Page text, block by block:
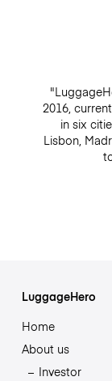
2016,
in six
Lisbon,
LuggageHero
Home
About us
Investor